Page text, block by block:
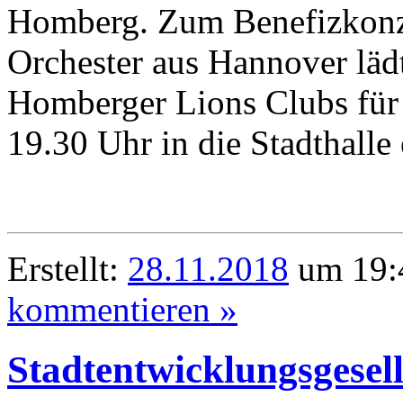
Homberg. Zum
Orchester aus Hannover
Homberger Lions Clubs
19.30 Uhr in die Stadthalle
Erstellt: 28.11.2018 um
kommentieren »